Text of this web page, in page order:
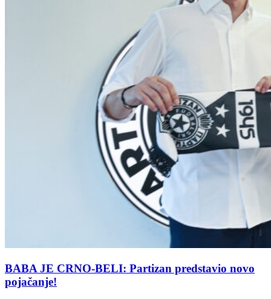
BABA JE CRNO-BELI: Partizan predstavio novo
pojačanje!